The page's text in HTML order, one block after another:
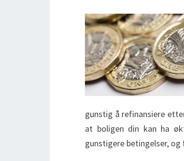
gunstig å refinansiere
at boligen din kan ha
gunstigere betingelser, og